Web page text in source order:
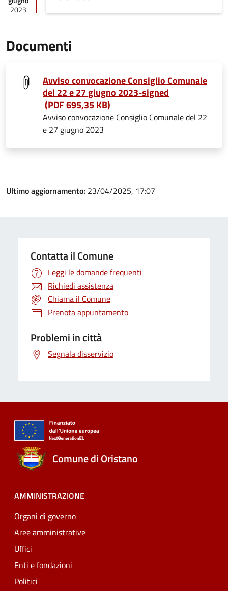
2023
Documenti
Avviso convocazione Consiglio Comunale
del 22 e 27 giugno 2023-signed
(PDF 695,35 KB)
Avviso convocazione Consiglio Comunale del 22
e 27 giugno 2023
Ultimo aggiornamento: 23/04/2025, 17:07
Contatta il Comune
Leggi le domande frequenti
Richiedi assistenza
Chiama il Comune
Prenota appuntamento
Problemi in città
Segnala disservizio
Comune di Oristano
AMMINISTRAZIONE
Organi di governo
Aree amministrative
Uffici
Enti e fondazioni
Politici